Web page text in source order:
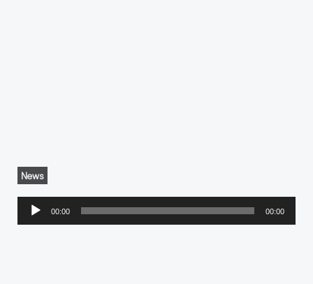
News
00:00 00:00